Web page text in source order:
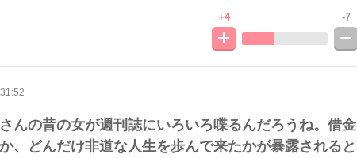
+4 -7
んの昔の女が週刊誌にいろいろ喋るんだろうね。借金
、どんだけ非道な人生を歩んで来たかが暴露されると